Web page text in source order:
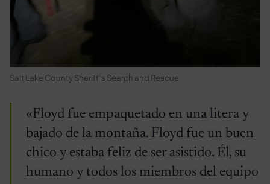
Salt Lake County Sheriff’s Search and Rescue
«Floyd fue empaquetado en una litera y
bajado de la montaña. Floyd fue un buen
chico y estaba feliz de ser asistido. Él, su
humano y todos los miembros del equipo